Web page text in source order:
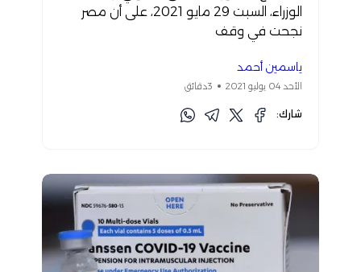
الوزراء، السبت 29 مايو 2021، على أن مصر
نجحت في وقف
ياسمين أحمد
الأحد 04 يوليو 2021 3دقائق
شارك: